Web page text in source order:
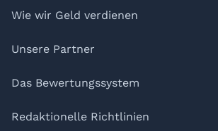
Wie wir Geld verdienen
Unsere Partner
Das Bewertungssystem
Redaktionelle Richtlinien